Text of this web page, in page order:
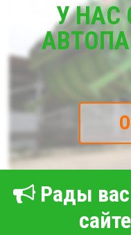
У НАС
Рады